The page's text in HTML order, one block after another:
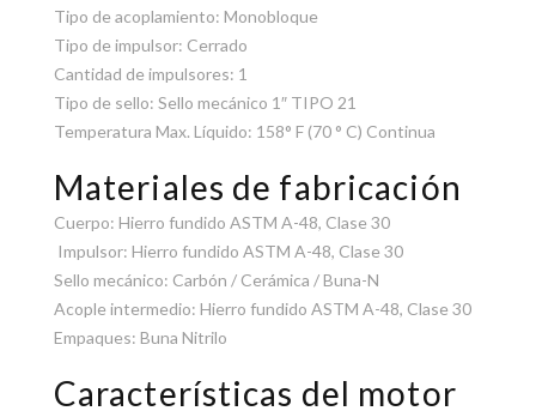
Tipo de acoplamiento: Monobloque
Tipo de impulsor: Cerrado
Cantidad de impulsores: 1
Tipo de sello: Sello mecánico 1″ TIPO 21
Temperatura Max. Líquido: 158° F (70 ° C) Continua
Materiales de fabricación
Cuerpo: Hierro fundido ASTM A-48, Clase 30
Impulsor: Hierro fundido ASTM A-48, Clase 30
Sello mecánico: Carbón / Cerámica / Buna-N
Acople intermedio: Hierro fundido ASTM A-48, Clase 30
Empaques: Buna Nitrilo
Características del motor